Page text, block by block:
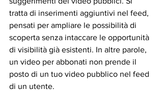
tratta di inserimenti aggiuntivi nel feed,
pensati per ampliare le possibilità di
scoperta senza intaccare le opportunità
di visibilità già esistenti. In altre parole,
un video per abbonati non prende il
posto di un tuo video pubblico nel feed
di un utente.